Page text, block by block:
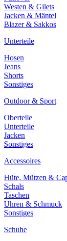
Westen & Gilets
Jacken & Mäntel
Blazer & Sakkos
Unterteile
Hosen
Jeans
Shorts
Sonstiges
Outdoor & Sport
Oberteile
Unterteile
Jacken
Sonstiges
Accessoires
Hüte, Mützen &
Schals
Taschen
Uhren & Schmuck
Sonstiges
Schuhe